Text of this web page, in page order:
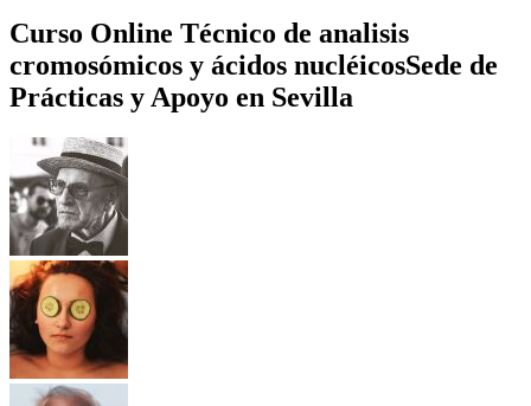
Curso Online Técnico de analisis
cromosómicos y ácidos nucléicosSede de
Prácticas y Apoyo en Sevilla